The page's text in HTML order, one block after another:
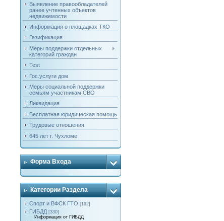
Выявление правообладателей
ранее учтенных объектов
недвижемости
Информация о площадках ТКО
Газификация
Меры поддержки отдельных
категорий граждан
Test
Гос.услуги дом
Меры социальной поддержки
семьям участникам СВО
Ликвидация
Бесплатная юридическая помощь
Трудовые отношения
645 лет г. Чухломе
Форма Входа
Категории Раздела
Спорт и ВФСК ГТО [192]
ГИБДД [330]
Информация от ГИБДД